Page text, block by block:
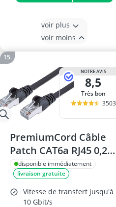
voir plus
voir moins
NOTRE AVIS
8,5
Très bon
3503
PremiumCord Câble
Patch CAT6a RJ45 0,25
mdisponible immédiatement
livraison gratuite
Vitesse de transfert jusqu'à
10 Gbit/s